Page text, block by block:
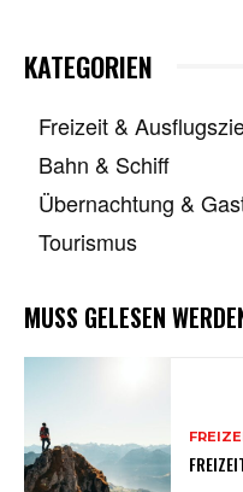
KATEGORIEN
Freizeit &
Bahn & Schiff
Übernachtung &
Tourismus
MUSS GELESEN